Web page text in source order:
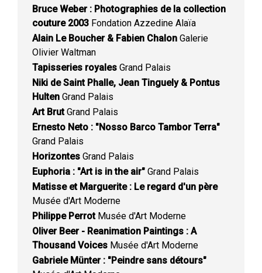
Bruce Weber : Photographies de la collection
couture 2003 Fondation Azzedine Alaïa
Alain Le Boucher & Fabien Chalon Galerie
Olivier Waltman
Tapisseries royales Grand Palais
Niki de Saint Phalle, Jean Tinguely & Pontus
Hulten Grand Palais
Art BrutGrand Palais
Ernesto Neto : "Nosso Barco Tambor Terra"
Grand Palais
Horizontes Grand Palais
Euphoria : "Art is in the air" Grand Palais
Matisse et Marguerite : Le regard d'un père
Musée d'Art Moderne
Philippe PerrotMusée d'Art Moderne
Oliver Beer - Reanimation Paintings : A
Thousand Voices Musée d'Art Moderne
Gabriele Münter : "Peindre sans détours"